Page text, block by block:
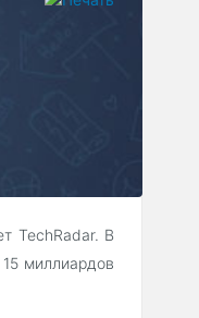
TechRadar. В
миллиардов